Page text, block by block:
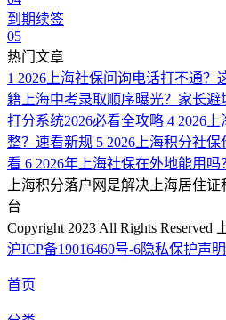
到期续签
05
热门文章
1 2026上海社保问询电话打不通？
籍上海中考录取顺序曝光？家长避
打分系统2026必看全攻略 4 2026
整？速看新规 5 2026上海积分社
看 6 2026年上海社保在外地能用
上海积分落户网是解决上海居住
台
Copyright 2023 All Rights Reserved
沪ICP备19016460号-6隐私保护声明
首页